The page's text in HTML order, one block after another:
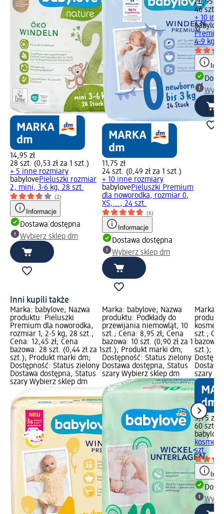
14,95 zł
28 szt. (0,53 zł za 1 szt.)
+ 5 inne rozmiary
babylovePieluszki rozmiar
2, mini, 3-6 kg, 28 szt.
(2)
Informacje
Dostawa dostępna
Wybierz sklep dm
11,75 zł
24 szt. (0,49 zł za 1 szt.)
+ 10 inne rozmiary
babylovePieluszki Premium
dla noworodka, rozmiar 0,
XS,..., 24 szt.
(6)
Informacje
Dostawa dostępna
Wybierz sklep dm
20,95 zł
46 szt.
+ 10
babylove
4-9 kg,
Inni kupili także
Marka: babylove; Nazwa
produktu: Pieluszki
Premium dla noworodka,
rozmiar 1, 2-5 kg, 28 szt.;
Cena: 12,45 zł; Cena
bazowa: 28 szt. (0,44 zł za 1
szt.); Produkt marki dm;
Dostępność: Status zielony
Dostawa dostępna, Status
szary Wybierz sklep dm
Marka: babylove; Nazwa
produktu: Podkłady do
przewijania niemowląt, 10
szt.; Cena: 8,95 zł; Cena
bazowa: 10 szt. (0,90 zł za 1
szt.); Produkt marki dm;
Dostępność: Status zielony
Dostawa dostępna, Status
szary Wybierz sklep dm
Marka:
szt.;
bazowa:
szt.);
szary
5,75 zł
60 szt.
babylove
szt.